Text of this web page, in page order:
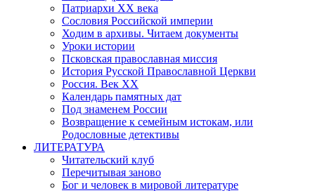
Патриархи XX века
Сословия Российской империи
Ходим в архивы. Читаем документы
Уроки истории
Псковская православная миссия
История Русской Православной Церкви
Россия. Век ХХ
Календарь памятных дат
Под знаменем России
Возвращение к семейным истокам, или
Родословные детективы
ЛИТЕРАТУРА
Читательский клуб
Перечитывая заново
Бог и человек в мировой литературе